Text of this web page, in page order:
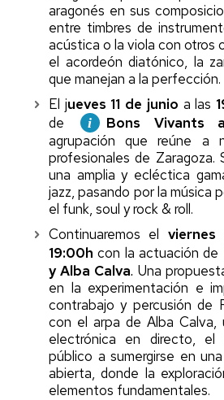
aragonés en sus
entre timbres de
acústica o la viola con otros
el acordeón diatónico, la
que manejan a la perfección.
El jueves 11 de junio a las
de
Bons Vivants
agrupación que reúne a
profesionales de Zaragoza.
una amplia y ecléctica
jazz, pasando por la música
el funk, soul y rock & roll.
Continuaremos el viernes
19:00h con la actuación de
y Alba Calva. Una
en la experimentación e
contrabajo y percusión de
con el arpa de Alba Calva,
electrónica en directo, el
público a sumergirse en
abierta, donde la
elementos fundamentales.